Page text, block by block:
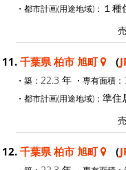
・都市計画(用途地域)： １
11. 千葉県 柏市 旭町 （
・築： 22.3 年 ・専有面積：
・都市計画(用途地域)： 準
12. 千葉県 柏市 旭町 （